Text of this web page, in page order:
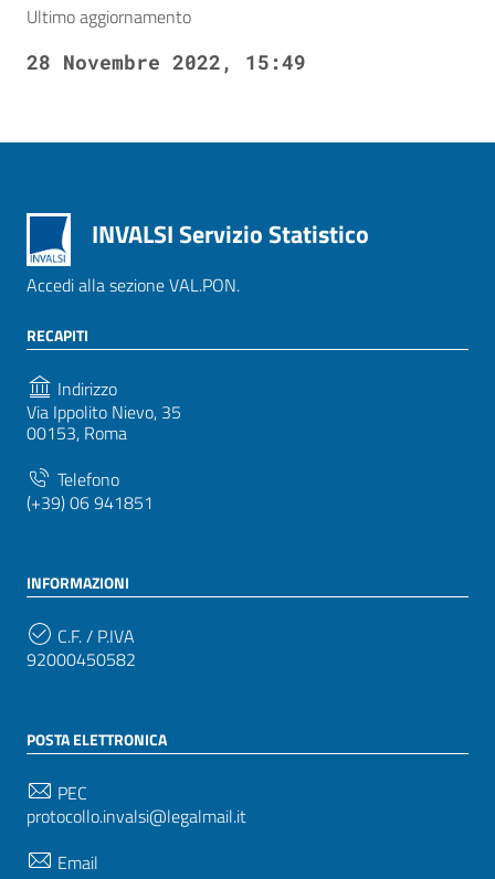
Ultimo aggiornamento
28 Novembre 2022, 15:49
INVALSI Servizio Statistico
Accedi alla sezione VAL.PON.
RECAPITI
Indirizzo
Via Ippolito Nievo, 35
00153, Roma
Telefono
(+39) 06 941851
INFORMAZIONI
C.F. / P.IVA
92000450582
POSTA ELETTRONICA
PEC
protocollo.invalsi@legalmail.it
Email